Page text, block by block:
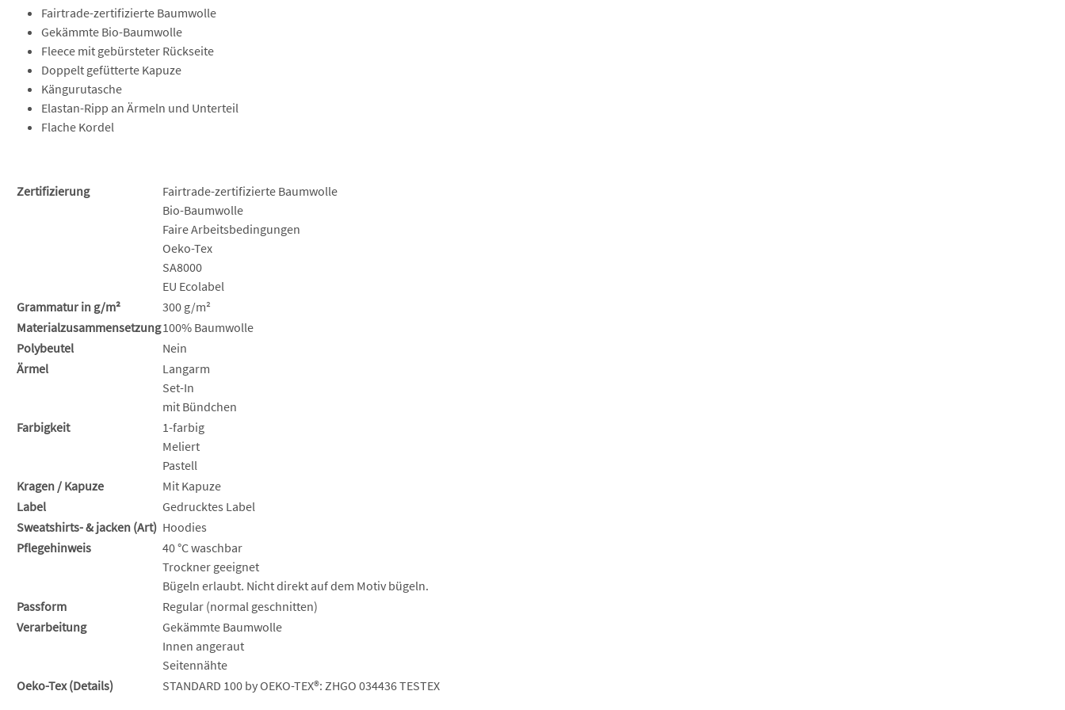
Fairtrade-zertifizierte Baumwolle
Gekämmte Bio-Baumwolle
Fleece mit gebürsteter Rückseite
Doppelt gefütterte Kapuze
Kängurutasche
Elastan-Ripp an Ärmeln und Unterteil
Flache Kordel
Zertifizierung
Fairtrade-zertifizierte Baumwolle
Bio-Baumwolle
Faire Arbeitsbedingungen
Oeko-Tex
SA8000
EU Ecolabel
Grammatur in g/m²
300 g/m²
Materialzusammensetzung100% Baumwolle
Polybeutel
Nein
Ärmel
Langarm
Set-In
mit Bündchen
Farbigkeit
1-farbig
Meliert
Pastell
Kragen / Kapuze
Mit Kapuze
Label
Gedrucktes Label
Sweatshirts- & jacken (Art) Hoodies
Pflegehinweis
40 °C waschbar
Trockner geeignet
Bügeln erlaubt. Nicht direkt auf dem Motiv bügeln.
Passform
Regular (normal geschnitten)
Verarbeitung
Gekämmte Baumwolle
Innen angeraut
Seitennähte
Oeko-Tex (Details)
STANDARD 100 by OEKO-TEX®: ZHGO 034436 TESTEX